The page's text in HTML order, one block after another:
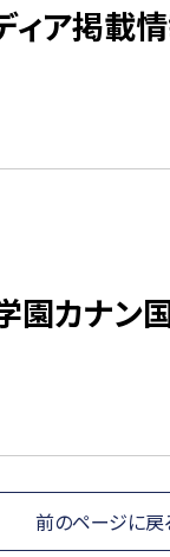
ィア掲載
園カナン
前のページに戻